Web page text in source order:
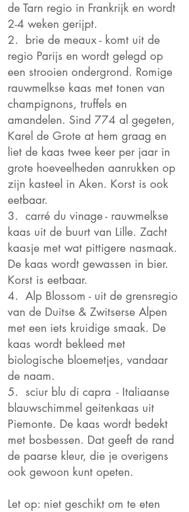
de Tarn regio in Frankrijk en wordt
2-4 weken gerijpt.
2. brie de meaux - komt uit de
regio Parijs en wordt gelegd op
een strooien ondergrond. Romige
rauwmelkse kaas met tonen van
champignons, truffels en
amandelen. Sind 774 al gegeten,
Karel de Grote at hem graag en
liet de kaas twee keer per jaar in
grote hoeveelheden aanrukken op
zijn kasteel in Aken. Korst is ook
eetbaar.
3. carré du vinage- rauwmelkse
kaas uit de buurt van Lille. Zacht
kaasje met wat pittigere nasmaak.
De kaas wordt gewassen in bier.
Korst is eetbaar.
4. Alp Blossom - uit de grensregio
van de Duitse & Zwitserse Alpen
met een iets kruidige smaak. De
kaas wordt bekleed met
biologische bloemetjes, vandaar
de naam.
5. sciur blu di capra - Italiaanse
blauwschimmel geitenkaas uit
Piemonte. De kaas wordt bedekt
met bosbessen. Dat geeft de rand
de paarse kleur, die je overigens
ook gewoon kunt opeten.
Let op: niet geschikt om te eten